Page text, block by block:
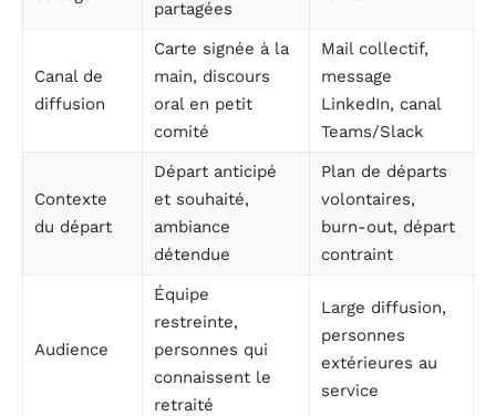
partagées
Canal de
diffusion
Carte signée à la
main, discours
oral en petit
comité
Mail collectif,
message
LinkedIn, canal
Teams/Slack
Contexte
du départ
Départ anticipé
et souhaité,
ambiance
détendue
Plan de départs
volontaires,
burn-out, départ
contraint
Audience
Équipe
restreinte,
personnes qui
connaissent le
retraité
Large diffusion,
personnes
extérieures au
service